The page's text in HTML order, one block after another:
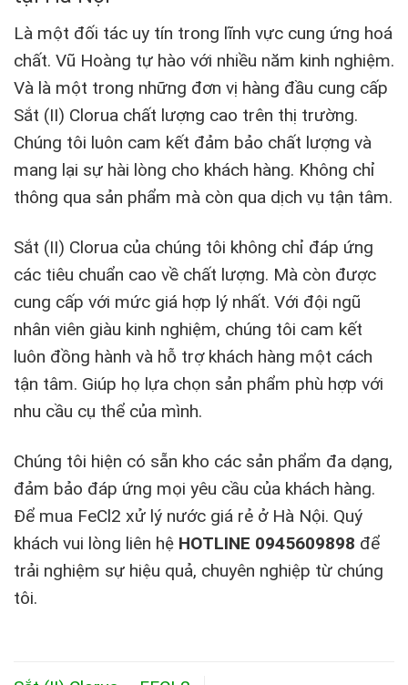
Là một đối tác uy tín trong lĩnh vực cung ứng hoá
chất. Vũ Hoàng tự hào với nhiều năm kinh nghiệm.
Và là một trong những đơn vị hàng đầu cung cấp
Sắt (II) Clorua chất lượng cao trên thị trường.
Chúng tôi luôn cam kết đảm bảo chất lượng và
mang lại sự hài lòng cho khách hàng. Không chỉ
thông qua sản phẩm mà còn qua dịch vụ tận tâm.
Sắt (II) Clorua của chúng tôi không chỉ đáp ứng
các tiêu chuẩn cao về chất lượng. Mà còn được
cung cấp với mức giá hợp lý nhất. Với đội ngũ
nhân viên giàu kinh nghiệm, chúng tôi cam kết
luôn đồng hành và hỗ trợ khách hàng một cách
tận tâm. Giúp họ lựa chọn sản phẩm phù hợp với
nhu cầu cụ thể của mình.
Chúng tôi hiện có sẵn kho các sản phẩm đa dạng,
đảm bảo đáp ứng mọi yêu cầu của khách hàng.
Để mua FeCl2 xử lý nước giá rẻ ở Hà Nội. Quý
khách vui lòng liên hệ HOTLINE 0945609898 để
trải nghiệm sự hiệu quả, chuyên nghiệp từ chúng
tôi.